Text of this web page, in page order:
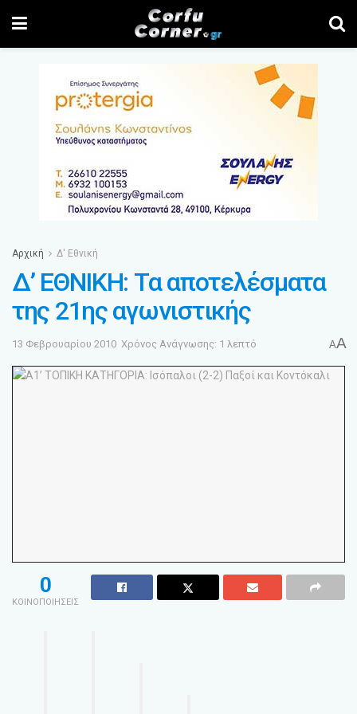
Αρχική Δ' Εθνική
Δ’ ΕΘΝΙΚΗ: Τα αποτελέσματα
της 21ης αγωνιστικής
13 Φεβρουαρίου 2010 Χρόνος Ανάγνωσης: 1 λεπτό AA
0
ΚΟΙΝΟΠΟΙΗΣΕΙΣ